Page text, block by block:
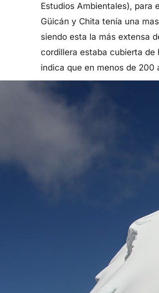
Estudios Ambientales), para
Güicán y Chita tenía una
siendo esta la más extensa
cordillera estaba cubierta de
indica que en menos de 200